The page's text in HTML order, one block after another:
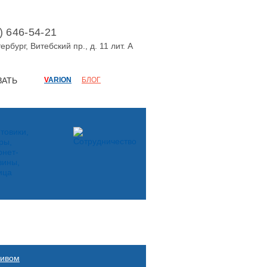
646-54-21
, Витебский пр., д. 11 лит. А
VARION БЛОГ